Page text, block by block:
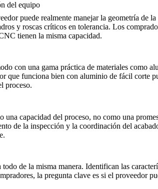
del equipo
puede realmente manejar la geometría de
y roscas críticos en tolerancia. Los
tienen la misma capacidad.
con una gama práctica de materiales como
que funciona bien con aluminio de fácil corte
proceso.
una capacidad del proceso, no como una
de la inspección y la coordinación del
de la misma manera. Identifican las
la pregunta clave es si el